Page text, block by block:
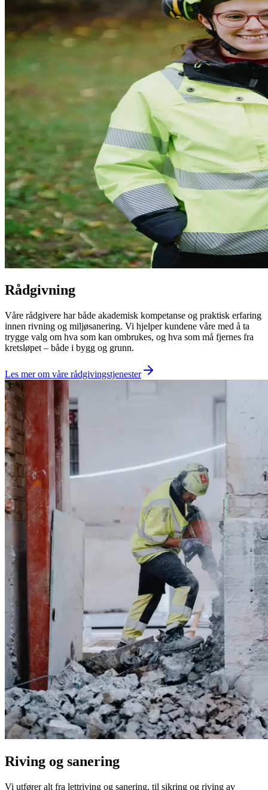
Rådgivning
Våre rådgivere har både akademisk kompetanse og praktisk erfaring
innen rivning og miljøsanering. Vi hjelper kundene våre med å ta
trygge valg om hva som kan ombrukes, og hva som må fjernes fra
kretsløpet – både i bygg og grunn.
Les mer om våre rådgivingstjenester
Riving og sanering
Vi utfører alt fra lettriving og sanering, til sikring og riving av